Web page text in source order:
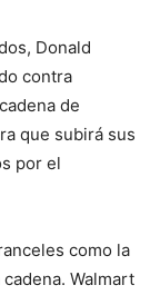
Donald
contra
de
que subirá sus
por el
como la
Walmart